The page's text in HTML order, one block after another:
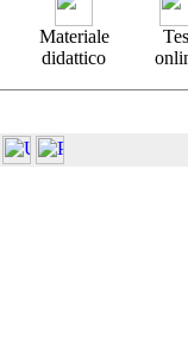
Materiale
didattico